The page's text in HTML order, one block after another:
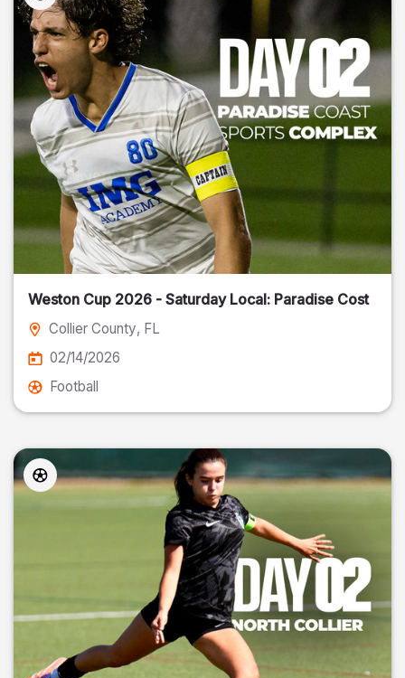
Weston Cup 2026 - Saturday Local: Paradise Cost
Collier County, FL
02/14/2026
Football